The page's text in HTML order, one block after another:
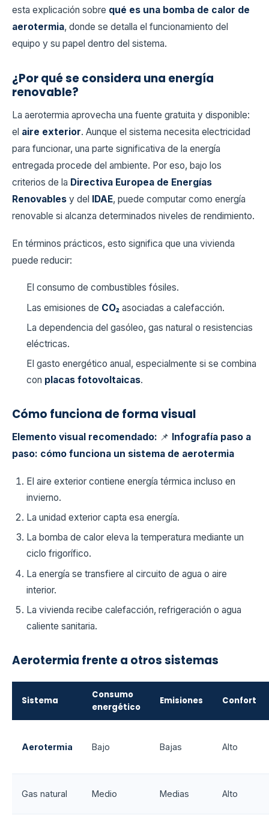
esta explicación sobre qué es una bomba de calor de
aerotermia, donde se detalla el funcionamiento del
equipo y su papel dentro del sistema.
¿Por qué se considera una energía
renovable?
La aerotermia aprovecha una fuente gratuita y disponible:
el aire exterior. Aunque el sistema necesita electricidad
para funcionar, una parte significativa de la energía
entregada procede del ambiente. Por eso, bajo los
criterios de la Directiva Europea de Energías
Renovables y del IDAE, puede computar como energía
renovable si alcanza determinados niveles de rendimiento.
En términos prácticos, esto significa que una vivienda
puede reducir:
El consumo de combustibles fósiles.
Las emisiones de CO₂ asociadas a calefacción.
La dependencia del gasóleo, gas natural o resistencias
eléctricas.
El gasto energético anual, especialmente si se combina
con placas fotovoltaicas.
Cómo funciona de forma visual
Elemento visual recomendado: 📌 Infografía paso a
paso: cómo funciona un sistema de aerotermia
El aire exterior contiene energía térmica incluso en
invierno.
La unidad exterior capta esa energía.
La bomba de calor eleva la temperatura mediante un
ciclo frigorífico.
La energía se transfiere al circuito de agua o aire
interior.
La vivienda recibe calefacción, refrigeración o agua
caliente sanitaria.
Aerotermia frente a otros sistemas
Sistema
Consumo
energético
Emisiones Confort
Aerotermia Bajo Bajas Alto
Gas natural Medio Medias Alto